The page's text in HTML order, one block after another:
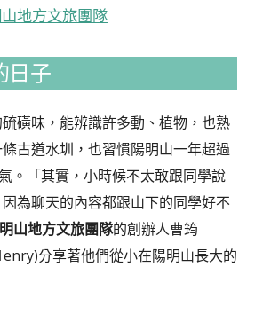
地方文旅團隊
日子
磺味，能辨識許多動、植物，也熟
古道水圳，也習慣陽明山一年超過
。「其實，小時候不太敢跟同學說
為聊天的內容都跟山下的同學好不
山地方文旅團隊的創辦人曹筠
分享著他們從小在陽明山長大的